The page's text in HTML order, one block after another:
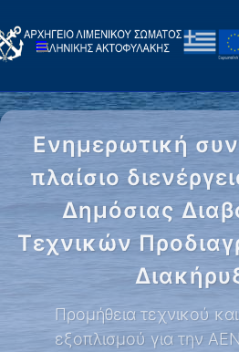
Ενημερωτική
πλαίσιο
Δημόσιας
Τεχνικών
Προμήθεια τεχνικού
εξοπλισμού για την